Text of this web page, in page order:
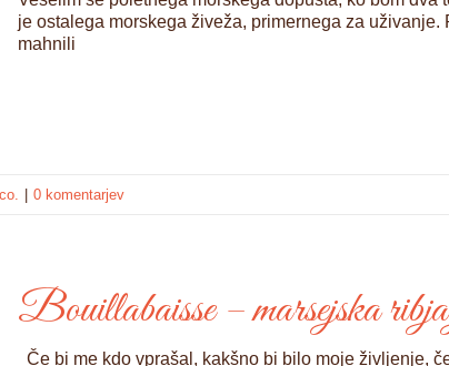
je ostalega morskega živeža, primernega za uživanje.
mahnili
0 komentarjev
Bouillabaisse – marsejska
Če bi me kdo vprašal, kakšno bi bilo moje življenje,